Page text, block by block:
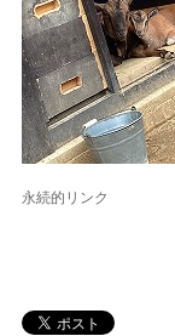
永続的リンク